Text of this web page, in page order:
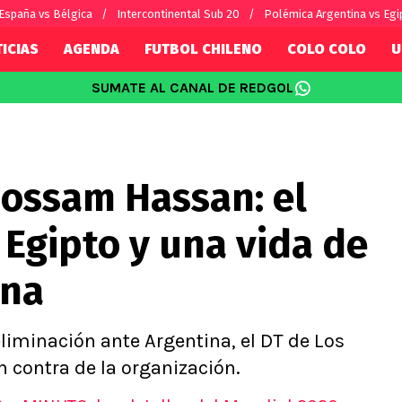
España vs Bélgica Intercontinental Sub 20 Polémica Argentina vs
por el mundo
Fútbol Argentino
Fútbol Brasileño
Premier
Serie A
AGENDA FUTBOL CHILENO COLO COLO
SUMATE AL CANAL DE REDGOL
Hassan: el
y una vida de
ante Argentina, el DT de Los
contra de la organización.